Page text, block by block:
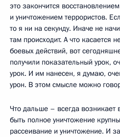
это закончится
и уничтожением террористов.
то я ни на секунду. Иначе не
там происходит. А что касается
боевых действий, вот
получили показательный урок,
урок. И им нанесен, я думаю,
урон. В этом смысле можно
Что дальше – всегда
быть полное уничтожение
рассеивание и уничтожение. И